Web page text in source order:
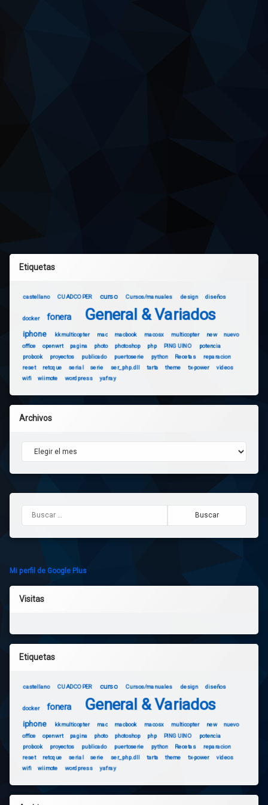
Etiquetas
castellano CUADCOPER curso Cursos/manuales design diseños
docker fonera General & Variados
iphone kkmulticopter mac macbook macosx multicopter new
nuevo
office
openwrt pagina photo photoshop php PINGUINO
potencia
probook
proyectos publicado puertoserie python Recetas
reparacion
reset
retoque serial serie ser_php.dll tarta theme tx-power
videos
wifi
wiimote wordpress yafray
Archivos
Archivos
Mi perfil de Google Plus
Visitas
Etiquetas
castellano CUADCOPER curso Cursos/manuales design diseños
docker fonera General & Variados
iphone kkmulticopter mac macbook macosx multicopter new
nuevo
office
openwrt pagina photo photoshop php PINGUINO
potencia
probook
proyectos publicado puertoserie python Recetas
reparacion
reset
retoque serial serie ser_php.dll tarta theme tx-power
videos
wifi
wiimote wordpress yafray